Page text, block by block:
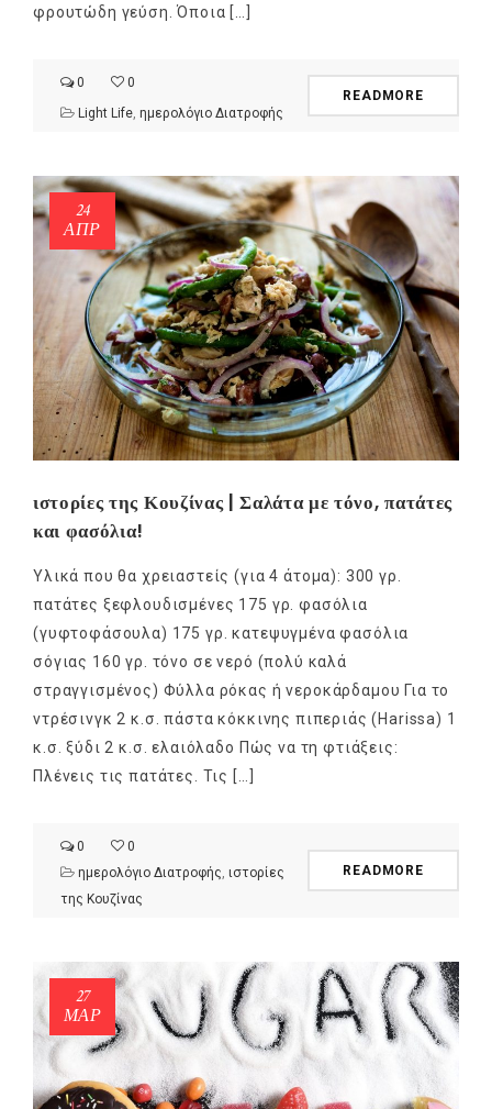
φρουτώδη γεύση. Όποια […]
0
0
Light Life, ημερολόγιο Διατροφής
READMORE
24
ΑΠΡ
ιστορίες της Κουζίνας | Σαλάτα με τόνο, πατάτες
και φασόλια!
Υλικά που θα χρειαστείς (για 4 άτομα): 300 γρ.
πατάτες ξεφλουδισμένες 175 γρ. φασόλια
(γυφτοφάσουλα) 175 γρ. κατεψυγμένα φασόλια
σόγιας 160 γρ. τόνο σε νερό (πολύ καλά
στραγγισμένος) Φύλλα ρόκας ή νεροκάρδαμου Για το
ντρέσινγκ 2 κ.σ. πάστα κόκκινης πιπεριάς (Harissa) 1
κ.σ. ξύδι 2 κ.σ. ελαιόλαδο Πώς να τη φτιάξεις:
Πλένεις τις πατάτες. Τις […]
0
0
ημερολόγιο Διατροφής, ιστορίες
της Κουζίνας
READMORE
27
ΜΑΡ
NEWSLETTER
Get ti
mel
y updates
fro
m
your favorite
products